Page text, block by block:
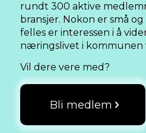
rundt 300 aktive
bransjer. Nokon er små
felles er interessen i å
næringslivet i kommunen
Vil dere vere med?
Bli medlem